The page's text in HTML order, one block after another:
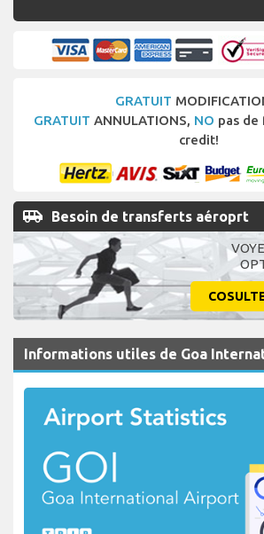
GRATUIT
GRATUIT ANNULATIONS, NO pas de
credit!
airport_shuttle Besoin de transferts aéroprt
Informations utiles de Goa